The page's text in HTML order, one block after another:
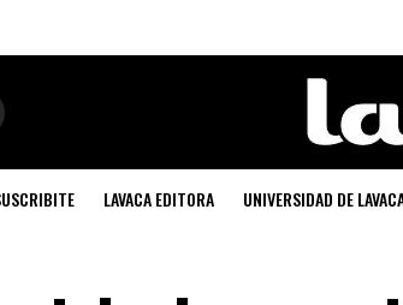
LAVACA EDITORA UNIVERSIDAD DE